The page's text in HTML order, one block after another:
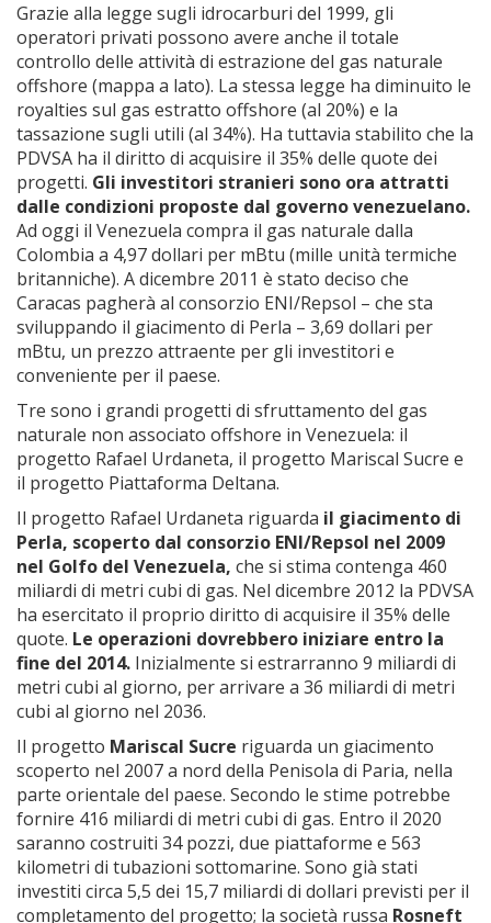
Grazie alla legge sugli idrocarburi del 1999, gli
operatori privati possono avere anche il totale
controllo delle attività di estrazione del gas naturale
offshore (mappa a lato). La stessa legge ha diminuito le
royalties sul gas estratto offshore (al 20%) e la
tassazione sugli utili (al 34%). Ha tuttavia stabilito che la
PDVSA ha il diritto di acquisire il 35% delle quote dei
progetti. Gli investitori stranieri sono ora attratti
dalle condizioni proposte dal governo venezuelano.
Ad oggi il Venezuela compra il gas naturale dalla
Colombia a 4,97 dollari per mBtu (mille unità termiche
britanniche). A dicembre 2011 è stato deciso che
Caracas pagherà al consorzio ENI/Repsol – che sta
sviluppando il giacimento di Perla – 3,69 dollari per
mBtu, un prezzo attraente per gli investitori e
conveniente per il paese.
Tre sono i grandi progetti di sfruttamento del gas
naturale non associato offshore in Venezuela: il
progetto Rafael Urdaneta, il progetto Mariscal Sucre e
il progetto Piattaforma Deltana.
Il progetto Rafael Urdaneta riguarda il giacimento di
Perla, scoperto dal consorzio ENI/Repsol nel 2009
nel Golfo del Venezuela, che si stima contenga 460
miliardi di metri cubi di gas. Nel dicembre 2012 la PDVSA
ha esercitato il proprio diritto di acquisire il 35% delle
quote. Le operazioni dovrebbero iniziare entro la
fine del 2014. Inizialmente si estrarranno 9 miliardi di
metri cubi al giorno, per arrivare a 36 miliardi di metri
cubi al giorno nel 2036.
Il progetto Mariscal Sucre riguarda un giacimento
scoperto nel 2007 a nord della Penisola di Paria, nella
parte orientale del paese. Secondo le stime potrebbe
fornire 416 miliardi di metri cubi di gas. Entro il 2020
saranno costruiti 34 pozzi, due piattaforme e 563
kilometri di tubazioni sottomarine. Sono già stati
investiti circa 5,5 dei 15,7 miliardi di dollari previsti per il
completamento del progetto; la società russa Rosneft